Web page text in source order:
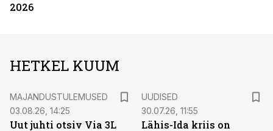
2026
HETKEL KUUM
MAJANDUSTULEMUSED
03.08.26, 14:25
Uut juhti otsiv Via 3L
UUDISED
30.07.26, 11:55
Lähis-Ida kriis on